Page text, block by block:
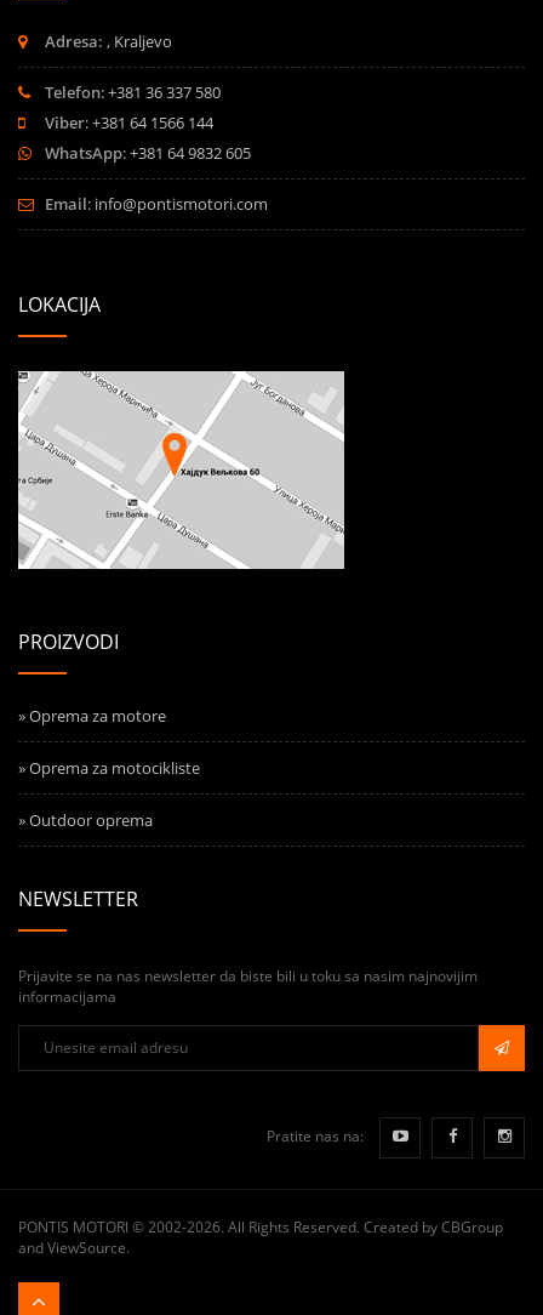
Adresa: , Kraljevo
Telefon: +381 36 337 580
Viber: +381 64 1566 144
WhatsApp: +381 64 9832 605
Email: info@pontismotori.com
LOKACIJA
PROIZVODI
» Oprema za motore
» Oprema za motocikliste
» Outdoor oprema
NEWSLETTER
Prijavite se na nas newsletter da biste bili u toku sa nasim najnovijim
informacijama
Pratite nas na:
PONTIS MOTORI © 2002-2026. All Rights Reserved. Created byCBGroup
andViewSource.